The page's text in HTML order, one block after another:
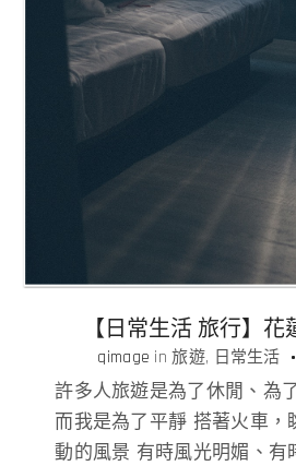
【日常生活 旅行】花
qimage in旅遊 日常生活
許多人旅遊是為了休閒、為
而我是為了平靜 搭著火車，
動的風景 有時風光明媚、有